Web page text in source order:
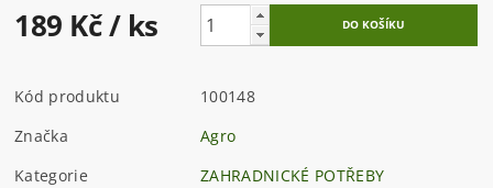
189 Kč/ ks
Kód produktu
100148
Značka
Agro
Kategorie
ZAHRADNICKÉ POTŘEBY